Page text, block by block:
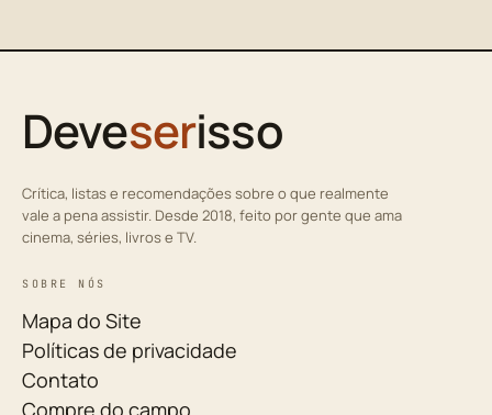
Deveserisso
Crítica, listas e recomendações sobre o que realmente
vale a pena assistir. Desde 2018, feito por gente que ama
cinema, séries, livros e TV.
SOBRE NÓS
Mapa do Site
Políticas de privacidade
Contato
Compre do campo